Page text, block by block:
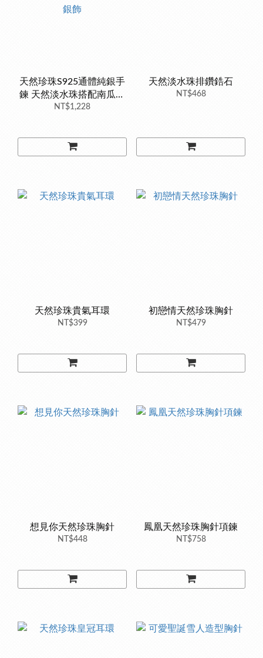
天然珍珠S925通體純銀手
鍊 天然淡水珠搭配南瓜車
花小銀珠 獨特造型 銀樓銀
NT$1,228
天然淡水珠排鑽鋯石
NT$468
天然珍珠貴氣耳環
NT$399
初戀情天然珍珠胸針
NT$479
想見你天然珍珠胸針
NT$448
鳳凰天然珍珠胸針項鍊
NT$758